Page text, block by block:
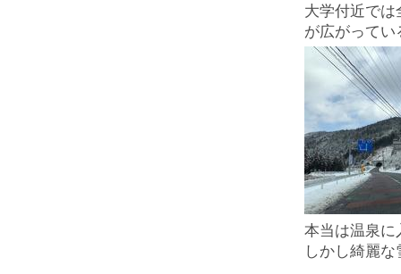
大学付近で
が広がって
本当は温泉に
しかし綺麗